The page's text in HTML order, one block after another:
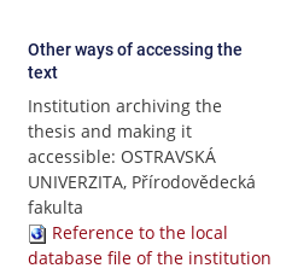
Other ways of accessing the
text
Institution archiving the
thesis and making it
accessible: OSTRAVSKÁ
UNIVERZITA, Přírodovědecká
fakulta
Reference to the local
database file of the institution